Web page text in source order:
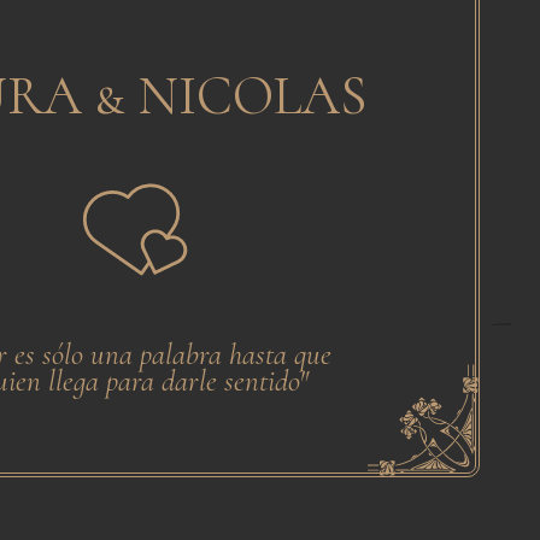
& NICOLAS
es sólo una palabra hasta que
llega para darle sentido"